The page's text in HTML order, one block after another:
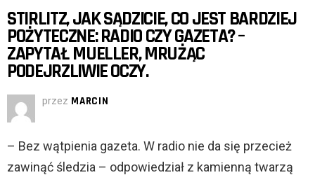
STIRLITZ, JAK SĄDZICIE, CO JEST BARDZIEJ
POŻYTECZNE: RADIO CZY GAZETA? –
ZAPYTAŁ MUELLER, MRUŻĄC
PODEJRZLIWIE OCZY.
przez MARCIN
– Bez wątpienia gazeta. W radio nie da się przecież
zawinąć śledzia – odpowiedział z kamienną twarzą